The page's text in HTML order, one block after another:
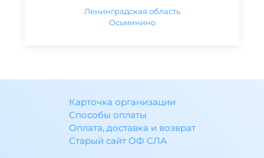
Ленинградская область
Осьминино
Карточка организации
Способы оплаты
Оплата, доставка и возврат
Старый сайт ОФ СЛА